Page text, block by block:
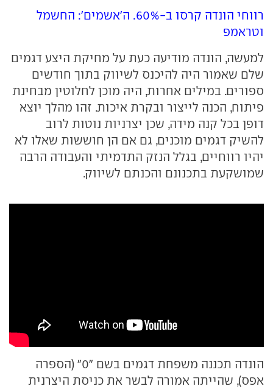
רווחי הונדה קרסו ב-60%. ה'אשמים': החשמל
וטראמפ
למעשה, הונדה מודיעה כעת על מחיקת היצע דגמים
שלם שאמור היה להיכנס לשיווק בתוך חודשים
ספורים. במילים אחרות, היה מוכן לחלוטין מבחינת
פיתוח, הכנה לייצור ובקרת איכות. זהו מהלך יוצא
דופן בכל קנה מידה, שכן יצרניות נוטות לרוב
להשיק דגמים מוכנים, גם אם הן חוששות שאלו לא
יהיו רווחיים, בגלל הנזק התדמיתי והעבודה הרבה
שמושקעת בתכנונם והכנתם לשיווק.
הונדה תכננה משפחת דגמים בשם "0" (הספרה
אפס), שהייתה אמורה לבשר את כניסת היצרנית